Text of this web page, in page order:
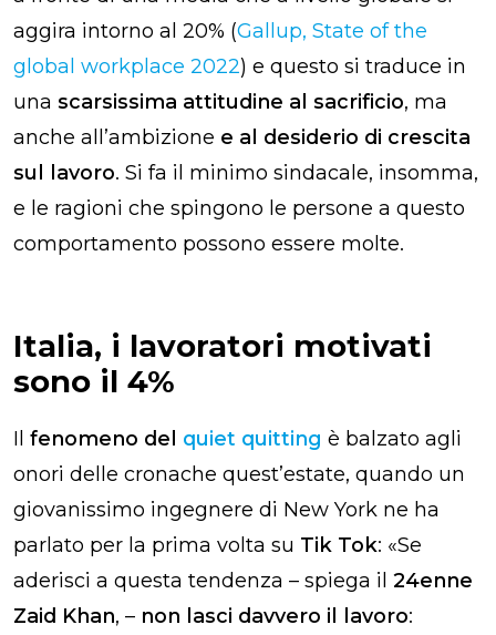
aggira intorno al 20% (Gallup, State of the
global workplace 2022) e questo si traduce in
una scarsissima attitudine al sacrificio, ma
anche all’ambizione e al desiderio di crescita
sul lavoro. Si fa il minimo sindacale, insomma,
e le ragioni che spingono le persone a questo
comportamento possono essere molte.
Italia, i lavoratori motivati
sono il 4%
Il fenomeno del quiet quitting è balzato agli
onori delle cronache quest’estate, quando un
giovanissimo ingegnere di New York ne ha
parlato per la prima volta su Tik Tok: «Se
aderisci a questa tendenza – spiega il 24enne
Zaid Khan, – non lasci davvero il lavoro: